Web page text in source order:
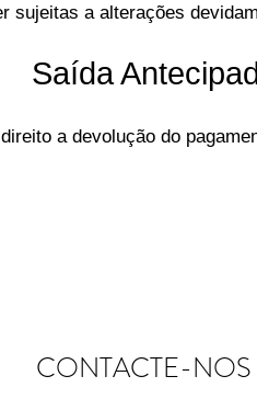
sujeitas a alterações
Saída
a devolução do
CONTACTE-NOS